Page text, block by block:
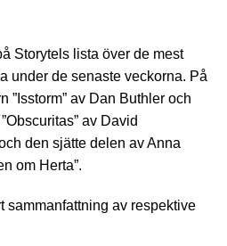
Storytels lista över de mest
under de senaste veckorna. På
”Isstorm” av Dan Buthler och
av David
den sjätte delen av Anna
om Herta”.
sammanfattning av respektive